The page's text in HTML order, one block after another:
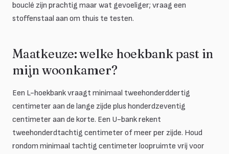
bouclé zijn prachtig maar wat gevoeliger; vraag een
stoffenstaal aan om thuis te testen.
Maatkeuze: welke hoekbank past in
mijn woonkamer?
Een L-hoekbank vraagt minimaal tweehonderddertig
centimeter aan de lange zijde plus honderdzeventig
centimeter aan de korte. Een U-bank rekent
tweehonderdtachtig centimeter of meer per zijde. Houd
rondom minimaal tachtig centimeter loopruimte vrij voor